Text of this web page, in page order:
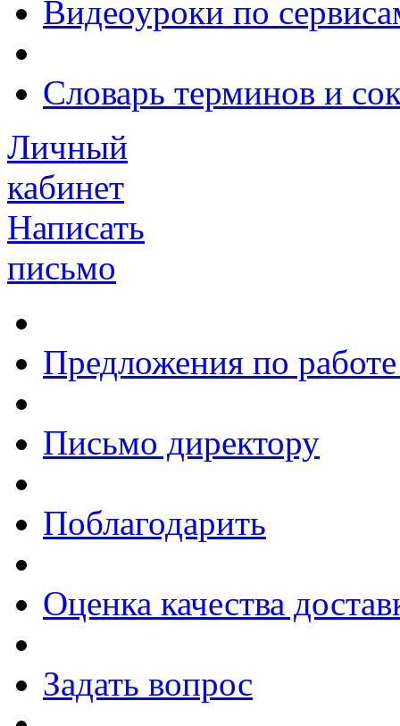
Видеоуроки по
Словарь терминов и
Личный
кабинет
Написать
письмо
Предложения по работе
Письмо директору
Поблагодарить
Оценка качества
Задать вопрос